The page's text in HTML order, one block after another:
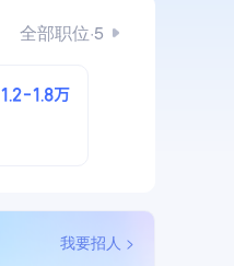
全部职位·5
1.2-1.8万
我要招人 >